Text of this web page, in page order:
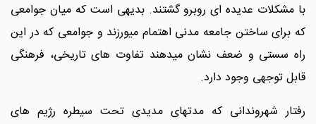
با مشکلات عدیده ای روبرو گشتند. بدیهی است که میان جوامعی
که برای ساختن جامعه مدنی اهتمام میورزند و جوامعی که در این
راه سستی و ضعف نشان میدهند تفاوت های تاریخی، فرهنگی
قابل توجهی وجود دارد.
رفتار شهروندانی که مدتهای مدیدی تحت سیطره رژیم های